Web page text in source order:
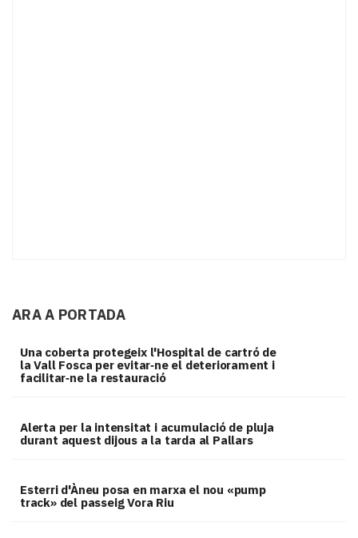
ARA A PORTADA
Una coberta protegeix l'Hospital de cartró de
la Vall Fosca per evitar‑ne el deteriorament i
facilitar‑ne la restauració
Alerta per la intensitat i acumulació de pluja
durant aquest dijous a la tarda al Pallars
Esterri d'Àneu posa en marxa el nou «pump
track» del passeig Vora Riu